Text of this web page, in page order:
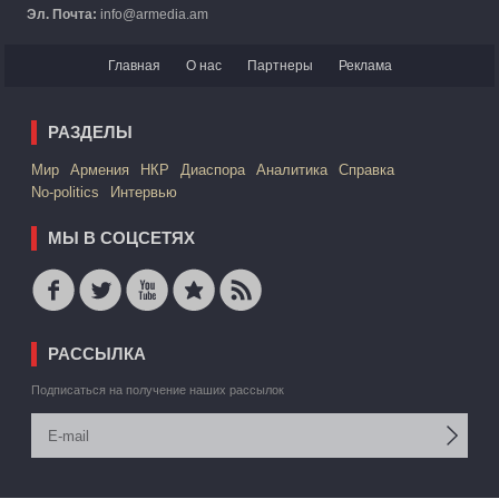
Эл. Почта: info@armedia.am
Главная О нас Партнеры Реклама
РАЗДЕЛЫ
Mир Армения НКР Диаспора Аналитика
Справка
No-politics
Интервью
МЫ В СОЦСЕТЯХ
РАССЫЛКА
Подписаться на получение наших рассылок